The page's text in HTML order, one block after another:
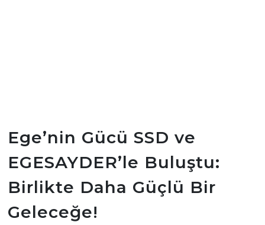
Ege’nin Gücü SSD ve
EGESAYDER’le Buluştu:
Birlikte Daha Güçlü Bir
Geleceğe!